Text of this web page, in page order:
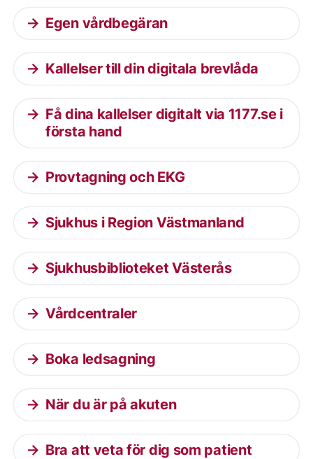
Egen vårdbegäran
Kallelser till din digitala brevlåda
Få dina kallelser digitalt via 1177.se i
första hand
Provtagning och EKG
Sjukhus i Region Västmanland
Sjukhusbiblioteket Västerås
Vårdcentraler
Boka ledsagning
När du är på akuten
Bra att veta för dig som patient